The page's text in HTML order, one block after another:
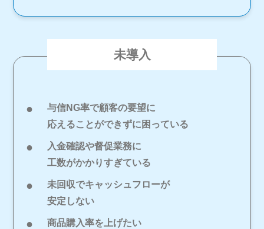
未導入
与信NG率で顧客の要望に
応えることができずに困っている
入金確認や督促業務に
工数がかかりすぎている
未回収でキャッシュフローが
安定しない
商品購入率を上げたい